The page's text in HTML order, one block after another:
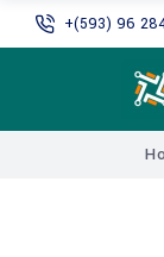
+(593) 96